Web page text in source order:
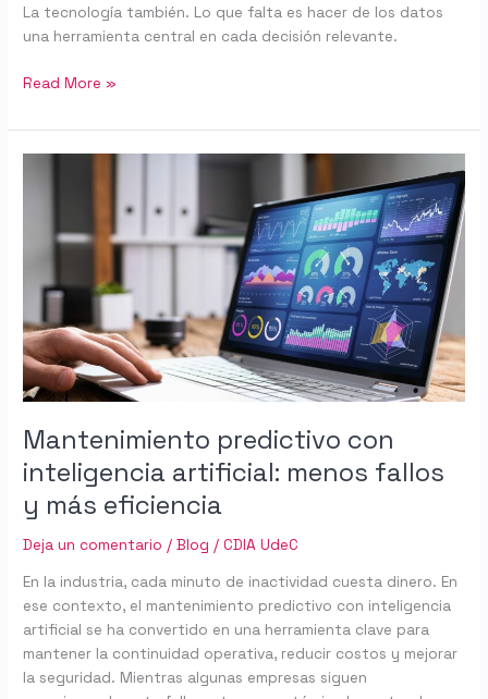
La tecnología también. Lo que falta es hacer de los datos
una herramienta central en cada decisión relevante.
Read More »
Mantenimiento predictivo con
inteligencia artificial: menos fallos
y más eficiencia
Deja un comentario /Blog /CDIA UdeC
En la industria, cada minuto de inactividad cuesta dinero. En
ese contexto, el mantenimiento predictivo con inteligencia
artificial se ha convertido en una herramienta clave para
mantener la continuidad operativa, reducir costos y mejorar
la seguridad. Mientras algunas empresas siguen
inteligencia
menos
y
más
eficiencia